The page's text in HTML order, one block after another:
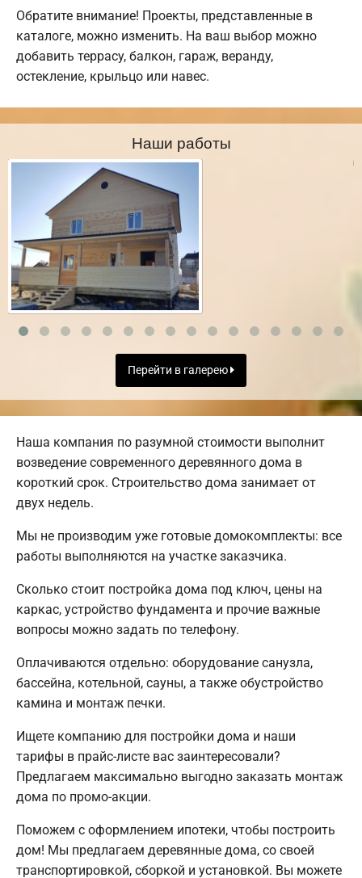
Обратите внимание! Проекты, представленные в
каталоге, можно изменить. На ваш выбор можно
добавить террасу, балкон, гараж, веранду,
остекление, крыльцо или навес.
Наши работы
Перейти в галерею
Наша компания по разумной стоимости выполнит
возведение современного деревянного дома в
короткий срок. Строительство дома занимает от
двух недель.
Мы не производим уже готовые домокомплекты: все
работы выполняются на участке заказчика.
Сколько стоит постройка дома под ключ, цены на
каркас, устройство фундамента и прочие важные
вопросы можно задать по телефону.
Оплачиваются отдельно: оборудование санузла,
бассейна, котельной, сауны, а также обустройство
камина и монтаж печки.
Ищете компанию для постройки дома и наши
тарифы в прайс-листе вас заинтересовали?
Предлагаем максимально выгодно заказать монтаж
дома по промо-акции.
Поможем с оформлением ипотеки, чтобы построить
дом! Мы предлагаем деревянные дома, со своей
транспортировкой, сборкой и установкой. Вы можете